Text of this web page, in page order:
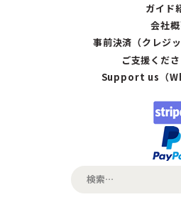
ガイド
会社
事前決済（クレジ
ご支援くだ
Support us（